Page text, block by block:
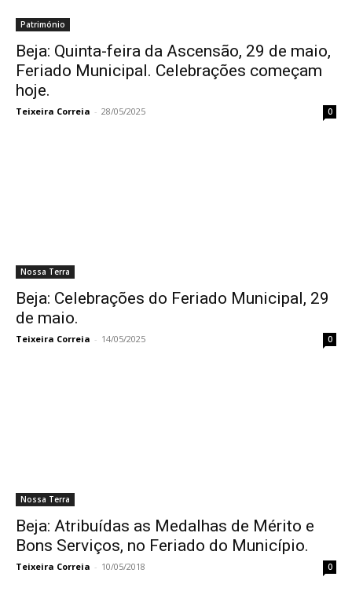
Património
Beja: Quinta-feira da Ascensão, 29 de maio,
Feriado Municipal. Celebrações começam
hoje.
Teixeira Correia - 28/05/2025 0
Nossa Terra
Beja: Celebrações do Feriado Municipal, 29
de maio.
Teixeira Correia - 14/05/2025 0
Nossa Terra
Beja: Atribuídas as Medalhas de Mérito e
Bons Serviços, no Feriado do Município.
Teixeira Correia - 10/05/2018 0